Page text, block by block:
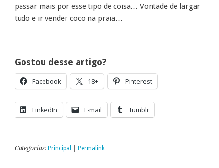
passar mais por esse tipo de coisa… Vontade de largar
tudo e ir vender coco na praia…
Gostou desse artigo?
Facebook 18+ Pinterest
LinkedIn E-mail Tumblr
Categorias: Principal Permalink